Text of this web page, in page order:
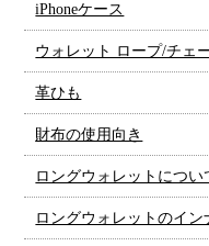
iPhoneケース
ウォレット ロープ/チェ
革ひも
財布の使用向き
ロングウォレットについ
ロングウォレットのイ